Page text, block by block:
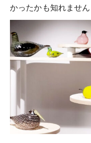
かったかも知れません